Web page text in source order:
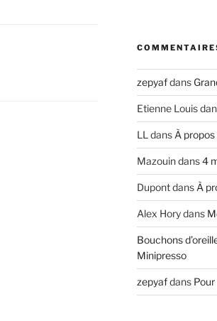
zepyafdans
Etienne Louis
LL dans À propos
Mazouindans4
Dupontdans À
Alex Horydans
Bouchons
Minipresso
zepyafdans